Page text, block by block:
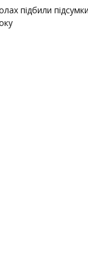
підбили підсумки